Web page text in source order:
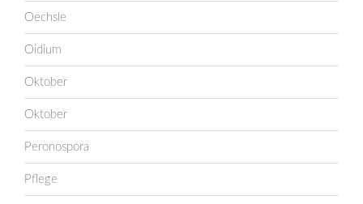
Oechsle
Oidium
Oktober
Oktober
Peronospora
Pflege